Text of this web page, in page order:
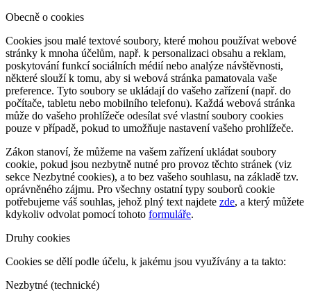
Obecně o cookies
Cookies jsou malé textové soubory, které mohou používat webové
stránky k mnoha účelům, např. k personalizaci obsahu a reklam,
poskytování funkcí sociálních médií nebo analýze návštěvnosti,
některé slouží k tomu, aby si webová stránka pamatovala vaše
preference. Tyto soubory se ukládají do vašeho zařízení (např. do
počítače, tabletu nebo mobilního telefonu). Každá webová stránka
může do vašeho prohlížeče odesílat své vlastní soubory cookies
pouze v případě, pokud to umožňuje nastavení vašeho prohlížeče.
Zákon stanoví, že můžeme na vašem zařízení ukládat soubory
cookie, pokud jsou nezbytně nutné pro provoz těchto stránek (viz
sekce Nezbytné cookies), a to bez vašeho souhlasu, na základě tzv.
oprávněného zájmu. Pro všechny ostatní typy souborů cookie
potřebujeme váš souhlas, jehož plný text najdete zde, a který můžete
kdykoliv odvolat pomocí tohoto formuláře.
Druhy cookies
Cookies se dělí podle účelu, k jakému jsou využívány a ta takto:
Nezbytné (technické)